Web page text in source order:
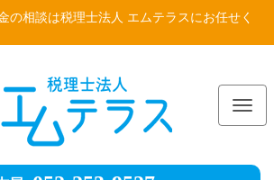
の相談は税理士法人 エムテラスにお任せく